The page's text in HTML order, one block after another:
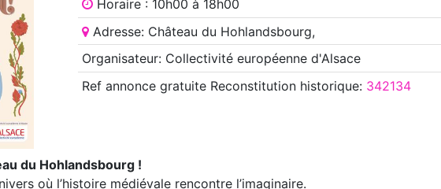
Horaire : 10h00 à 18h00
Adresse: Château du Hohlandsbourg,
Organisateur: Collectivité européenne d'Alsace
Ref annoncegratuite Reconstitution historique: 342134
du Hohlandsbourg !
où l’histoire médiévale rencontre l’imaginaire.